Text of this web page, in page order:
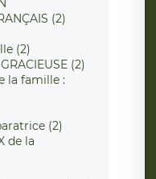
(2)
(2)
(2)
la famille :
(2)
de la